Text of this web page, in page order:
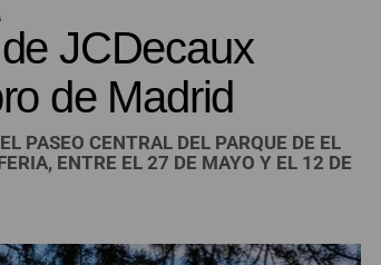
JCDecaux
de Madrid
PASEO CENTRAL DEL PARQUE DE EL
ENTRE EL 27 DE MAYO Y EL 12 DE